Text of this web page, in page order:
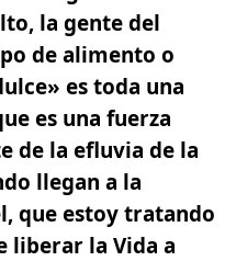
la gente del
de alimento o
es toda una
es una fuerza
de la efluvia de la
llegan a la
que estoy tratando
liberar la Vida a